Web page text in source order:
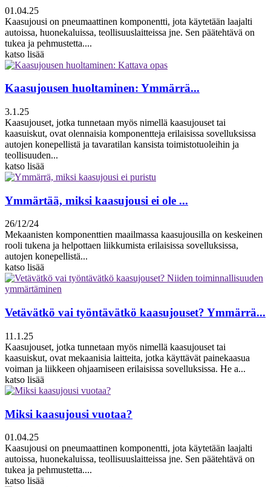
01.04.25
Kaasujousi on pneumaattinen komponentti, jota käytetään laajalti
autoissa, huonekaluissa, teollisuuslaitteissa jne. Sen päätehtävä on
tukea ja pehmustetta....
katso lisää
Kaasujousen huoltaminen: Ymmärrä...
3.1.25
Kaasujouset, jotka tunnetaan myös nimellä kaasujouset tai
kaasuiskut, ovat olennaisia ​​komponentteja erilaisissa sovelluksissa
autojen konepellistä ja tavaratilan kansista toimistotuoleihin ja
teollisuuden...
katso lisää
Ymmärtää, miksi kaasujousi ei ole ...
26/12/24
Mekaanisten komponenttien maailmassa kaasujousilla on keskeinen
rooli tukena ja helpottaen liikkumista erilaisissa sovelluksissa,
autojen konepellistä...
katso lisää
Vetävätkö vai työntävätkö kaasujouset? Ymmärrä...
11.1.25
Kaasujouset, jotka tunnetaan myös nimellä kaasujouset tai
kaasuiskut, ovat mekaanisia laitteita, jotka käyttävät painekaasua
voiman ja liikkeen ohjaamiseen erilaisissa sovelluksissa. He a...
katso lisää
Miksi kaasujousi vuotaa?
01.04.25
Kaasujousi on pneumaattinen komponentti, jota käytetään laajalti
autoissa, huonekaluissa, teollisuuslaitteissa jne. Sen päätehtävä on
tukea ja pehmustetta....
katso lisää